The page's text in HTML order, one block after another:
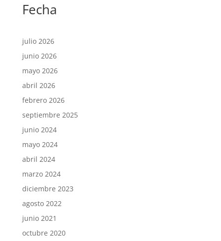
Fecha
julio 2026
junio 2026
mayo 2026
abril 2026
febrero 2026
septiembre 2025
junio 2024
mayo 2024
abril 2024
marzo 2024
diciembre 2023
agosto 2022
junio 2021
octubre 2020